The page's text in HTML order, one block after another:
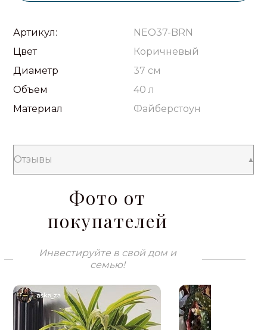
Артикул:
NEO37-BRN
Цвет
Коричневый
Диаметр
37 см
Объем
40 л
Материал
Файберстоун
Отзывы
Фото от
покупателей
Инвестируйте в свой дом и
семью!